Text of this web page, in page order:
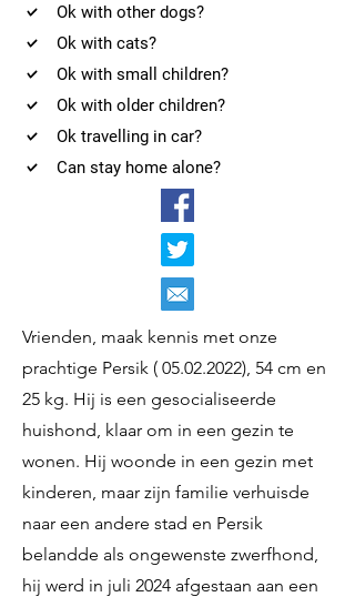
Ok with other dogs?
Ok with cats?
Ok with small children?
Ok with older children?
Ok travelling in car?
Can stay home alone?
Vrienden, maak kennis met onze
prachtige Persik ( 05.02.2022), 54 cm en
25 kg. Hij is een gesocialiseerde
huishond, klaar om in een gezin te
wonen. Hij woonde in een gezin met
kinderen, maar zijn familie verhuisde
naar een andere stad en Persik
belandde als ongewenste zwerfhond,
hij werd in juli 2024 afgestaan aan een